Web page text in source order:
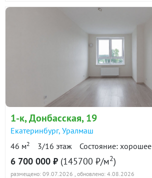
1-к, Донбасская, 19
Екатеринбург, Уралмаш
46 м2 3/16 этаж Состояние: хорошее
6 700 000 ₽ (145700 ₽/м2)
размещено: 09.07.2026 , обновлено: 4.08.2026